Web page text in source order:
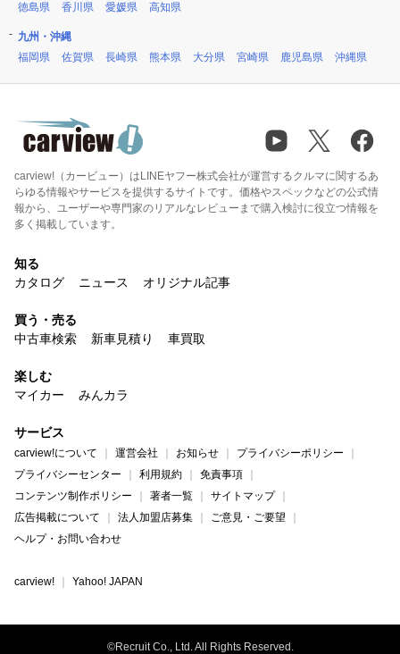
徳島県
香川県 愛媛県 高知県
九州・沖縄
福岡県
佐賀県 長崎県 熊本県 大分県 宮崎県 鹿児島県 沖縄県
carview!（カービュー）はLINEヤフー株式会社が運営するクルマに関するあ
らゆる情報やサービスを提供するサイトです。価格やスペックなどの公式情
報から、ユーザーや専門家のリアルなレビューまで購入検討に役立つ情報を
多く掲載しています。
知る
カタログ
ニュース オリジナル記事
買う・売る
中古車検索
新車見積り 車買取
楽しむ
マイカー
みんカラ
サービス
carview!について 運営会社 お知らせ
プライバシーポリシー
プライバシーセンター
利用規約
免責事項
コンテンツ制作ポリシー
著者一覧
サイトマップ
広告掲載について
法人加盟店募集
ご意見・ご要望
ヘルプ・お問い合わせ
carview! Yahoo! JAPAN
©Recruit Co., Ltd. All Rights Reserved.